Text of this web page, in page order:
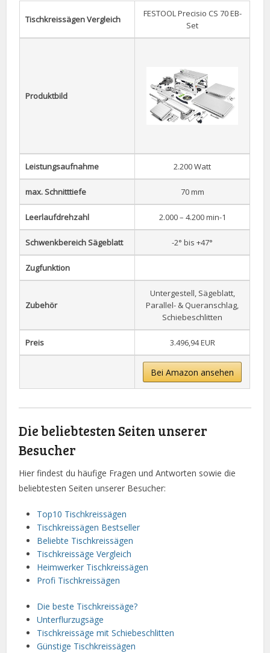
Tischkreissägen Vergleich
FESTOOL Precisio CS 70 EB-
Set
Produktbild
Leistungsaufnahme 2.200 Watt
max. Schnitttiefe 70 mm
Leerlaufdrehzahl 2.000 – 4.200 min-1
Schwenkbereich Sägeblatt -2° bis +47°
Zugfunktion
Zubehör
Untergestell, Sägeblatt,
Parallel- & Queranschlag,
Schiebeschlitten
Preis 3.496,94 EUR
Bei Amazon ansehen
Die beliebtesten Seiten unserer
Besucher
Hier findest du häufige Fragen und Antworten sowie die
beliebtesten Seiten unserer Besucher:
Top10 Tischkreissägen
Tischkreissägen Bestseller
Beliebte Tischkreissägen
Tischkreissäge Vergleich
Heimwerker Tischkreissägen
Profi Tischkreissägen
Die beste Tischkreissäge?
Unterflurzugsäge
Tischkreissäge mit Schiebeschlitten
Günstige Tischkreissägen